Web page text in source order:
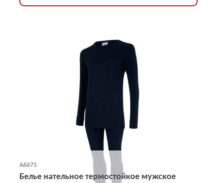
А6675
Белье нательное термостойкое мужское